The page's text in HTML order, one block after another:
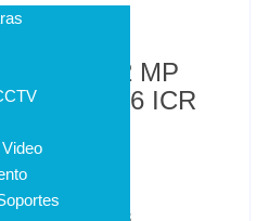
BALA
CMOS 2 MP
IR IP66 ICR
VARIFOCAL 1/3